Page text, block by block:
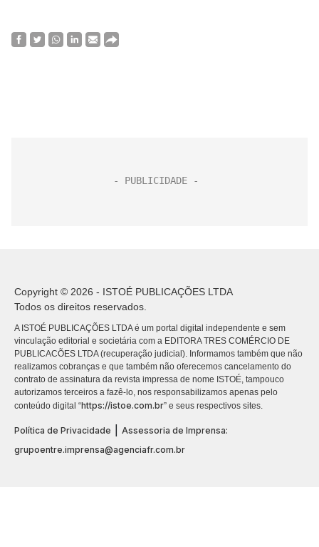
Copyright © 2026 - ISTOÉ PUBLICAÇÕES LTDA
Todos os direitos reservados.
A ISTOÉ PUBLICAÇÕES LTDA é um portal digital independente e sem
vinculação editorial e societária com a EDITORA TRES COMÉRCIO DE
PUBLICACÕES LTDA (recuperação judicial). Informamos também que não
realizamos cobranças e que também não oferecemos cancelamento do
contrato de assinatura da revista impressa de nome ISTOÉ, tampouco
autorizamos terceiros a fazê-lo, nos responsabilizamos apenas pelo
conteúdo digital “https://istoe.com.br” e seus respectivos sites.
Política de Privacidade
Assessoria de Imprensa:
grupoentre.imprensa@agenciafr.com.br